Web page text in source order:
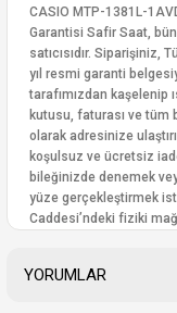
CASIO MTP-1381L-
Garantisi Safir Saat,
satıcısıdır.
yıl resmi garanti
tarafımızdan kaşelenip
kutusu, faturası ve tüm
olarak adresinize
koşulsuz ve ücretsiz
bileğinizde denemek
yüze gerçekleştirmek
Caddesi’ndeki fiziki
YORUMLAR